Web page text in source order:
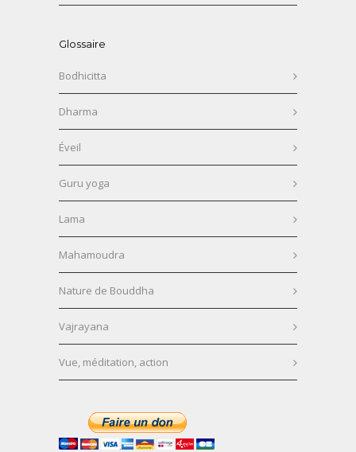
Glossaire
Bodhicitta
Dharma
Éveil
Guru yoga
Lama
Mahamoudra
Nature de Bouddha
Vajrayana
Vue, méditation, action